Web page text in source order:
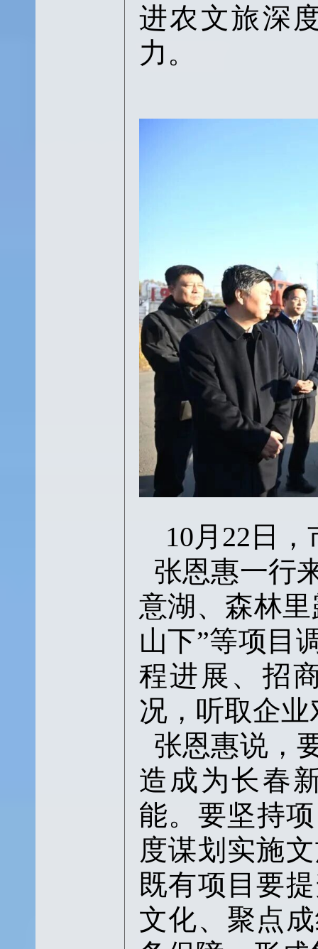
进农文旅深
力。
10月22日
张恩惠一行
意湖、森林
山下”等项目
程进展、招
况，听取企
张恩惠说，
造成为长春
能。要坚持
度谋划实施
既有项目要
文化、聚点